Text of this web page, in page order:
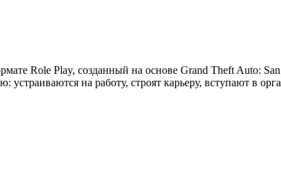
Role Play, созданный на основе Grand Theft Auto:
на работу, строят карьеру, вступают в